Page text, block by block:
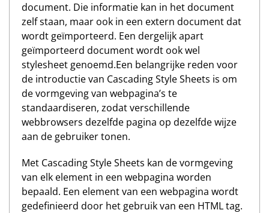
document. Die informatie kan in het document
zelf staan, maar ook in een extern document dat
wordt geïmporteerd. Een dergelijk apart
geïmporteerd document wordt ook wel
stylesheet genoemd.Een belangrijke reden voor
de introductie van Cascading Style Sheets is om
de vormgeving van webpagina’s te
standaardiseren, zodat verschillende
webbrowsers dezelfde pagina op dezelfde wijze
aan de gebruiker tonen.
Met Cascading Style Sheets kan de vormgeving
van elk element in een webpagina worden
bepaald. Een element van een webpagina wordt
gedefinieerd door het gebruik van een HTML tag.